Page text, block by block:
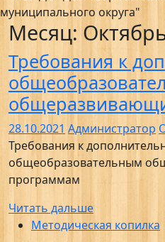
Месяц:
Требования к
28.10.2021 Администратор
Требования к
общеобразовательным
программам
Читать дальше
Методическая копилка